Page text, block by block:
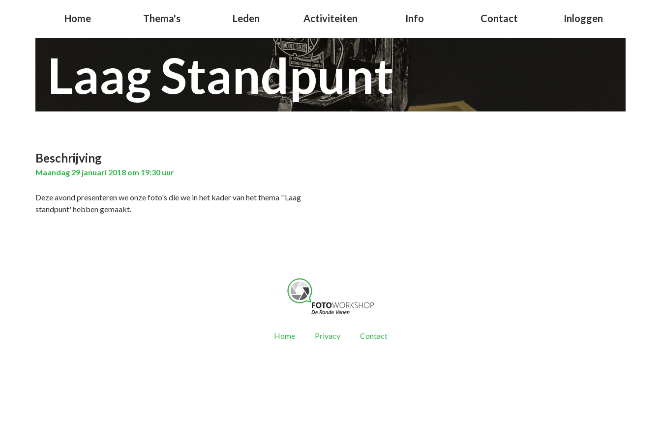
Home Thema's Leden Activiteiten Info Contact Inloggen
Laag Standpunt
Beschrijving
Maandag 29 januari 2018 om 19:30 uur
Deze avond presenteren we onze foto's die we in het kader van het thema ''Laag
standpunt' hebben gemaakt.
Home Privacy Contact